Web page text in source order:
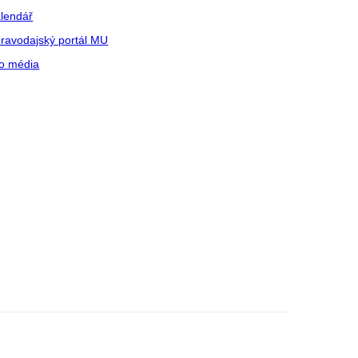
portál MU
média